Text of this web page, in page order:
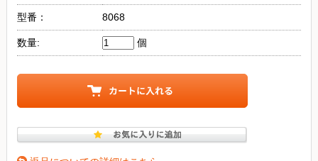
型番： 8068
数量: 個